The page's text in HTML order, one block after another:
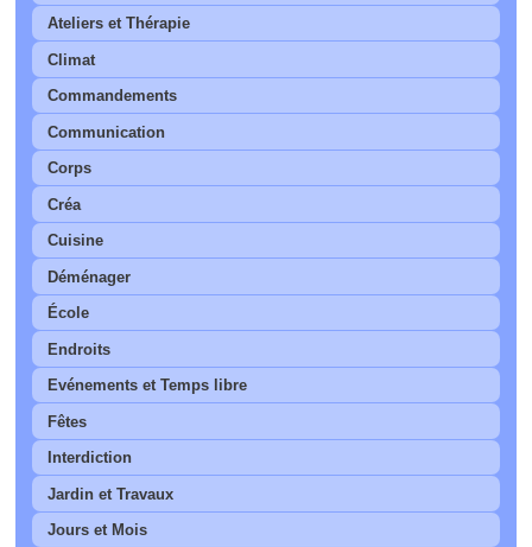
Ateliers et Thérapie
Climat
Commandements
Communication
Corps
Créa
Cuisine
Déménager
École
Endroits
Evénements et Temps libre
Fêtes
Interdiction
Jardin et Travaux
Jours et Mois